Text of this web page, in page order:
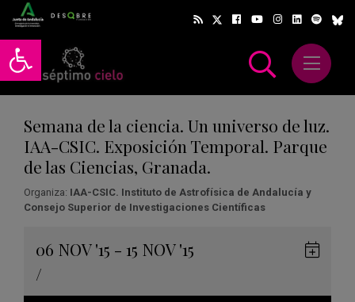
Abrir barra de herramientas
Abrir
Semana de la ciencia. Un universo de luz.
IAA-CSIC. Exposición Temporal. Parque
de las Ciencias, Granada.
Organiza: IAA-CSIC. Instituto de Astrofísica de Andalucía y
Consejo Superior de Investigaciones Científicas
06 NOV'15 - 15 NOV'15
/